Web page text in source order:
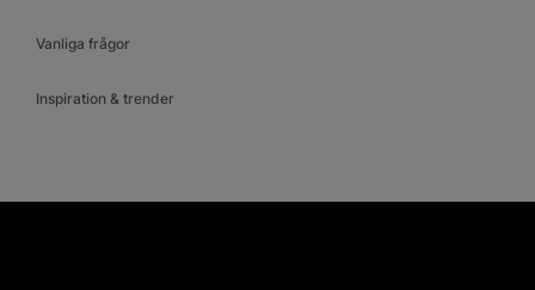
Vanliga frågor
Inspiration & trender